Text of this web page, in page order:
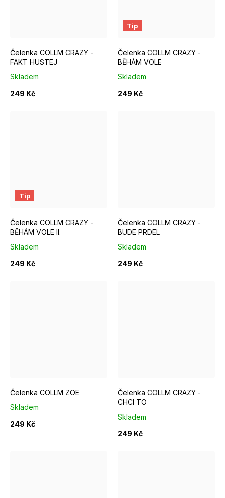
Čelenka COLLM CRAZY -
FAKT HUSTEJ
Skladem
249 Kč
Tip
Čelenka COLLM CRAZY -
BĚHÁM VOLE
Skladem
249 Kč
Tip
Čelenka COLLM CRAZY -
BĚHÁM VOLE II.
Skladem
249 Kč
Čelenka COLLM CRAZY -
BUDE PRDEL
Skladem
249 Kč
Čelenka COLLM ZOE
Skladem
249 Kč
Čelenka COLLM CRAZY -
CHCI TO
Skladem
249 Kč